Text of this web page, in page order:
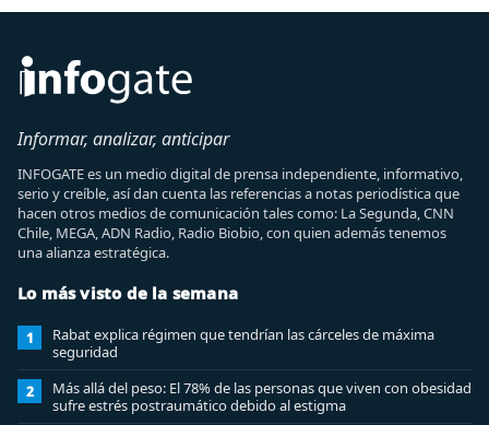
Informar, analizar, anticipar
INFOGATE es un medio digital de prensa independiente, informativo,
serio y creíble, así dan cuenta las referencias a notas periodística que
hacen otros medios de comunicación tales como: La Segunda, CNN
Chile, MEGA, ADN Radio, Radio Biobio, con quien además tenemos
una alianza estratégica.
Lo más visto de la semana
1
Rabat explica régimen que tendrían las cárceles de máxima
seguridad
2
Más allá del peso: El 78% de las personas que viven con obesidad
sufre estrés postraumático debido al estigma